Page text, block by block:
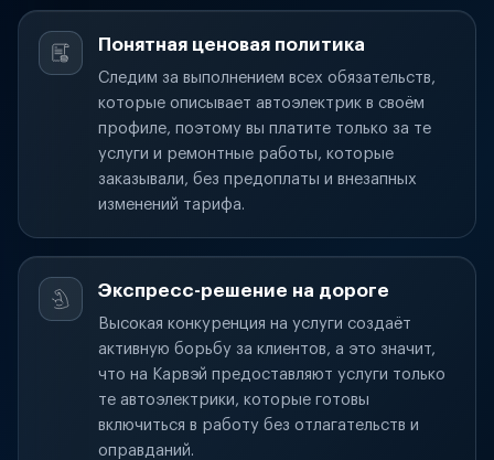
Понятная ценовая политика
Следим за выполнением всех обязательств,
которые описывает автоэлектрик в своём
профиле, поэтому вы платите только за те
услуги и ремонтные работы, которые
заказывали, без предоплаты и внезапных
изменений тарифа.
Экспресс-решение на дороге
Высокая конкуренция на услуги создаёт
активную борьбу за клиентов, а это значит,
что на Карвэй предоставляют услуги только
те автоэлектрики, которые готовы
включиться в работу без отлагательств и
оправданий.